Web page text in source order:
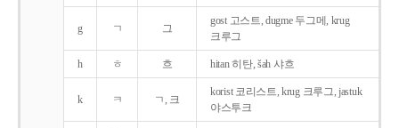
g ㄱ 그
gost 고스트, dugme 두그메, krug
크루그
h ㅎ 흐 hitan 히탄, šah 샤흐
k ㅋ ㄱ, 크
korist 코리스트, krug 크루그, jastuk
야스투크